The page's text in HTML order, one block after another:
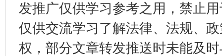
发推广仅供学习参考之用，禁止
仅供交流学习了解法律、法规、
权，部分文章转发推送时未能及
受贿1.44亿！段成刚被判无期 从幼